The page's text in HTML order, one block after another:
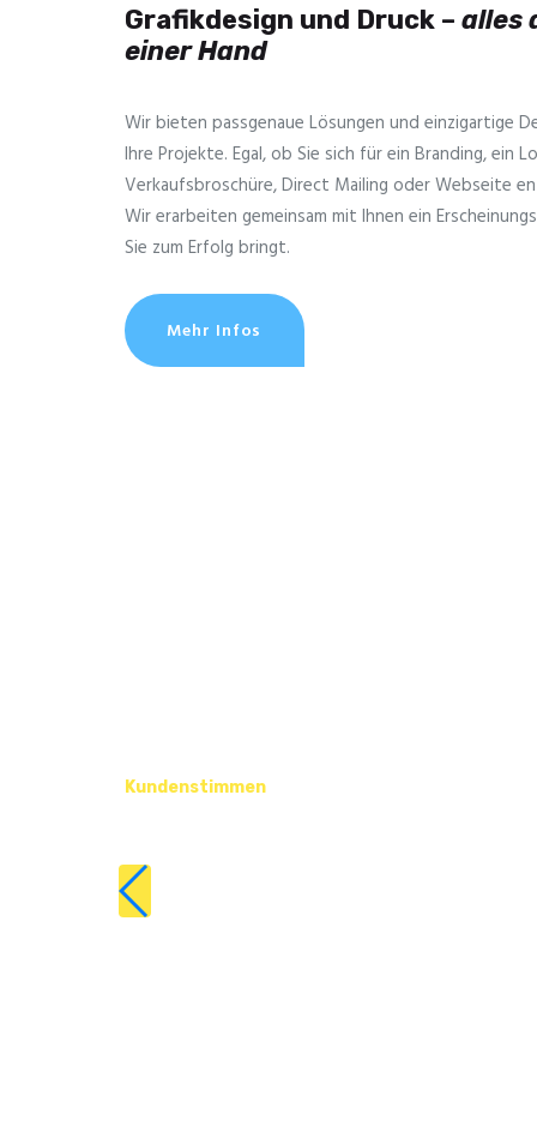
Grafikdesign und Druck – alles
einer Hand
Wir bieten passgenaue Lösungen und einzig­artige
Ihre Projekte. Egal, ob Sie sich für ein Branding, ein
Verkaufsbroschüre, Direct Mailing oder Webseite
Wir erarbeiten gemeinsam mit Ihnen ein
Sie zum Erfolg bringt.
Mehr Infos
Kundenstimmen
Super, das Bild ist perfekt so für uns. Eine
Vielen Dank dafür. Du bist und bleibst der beste